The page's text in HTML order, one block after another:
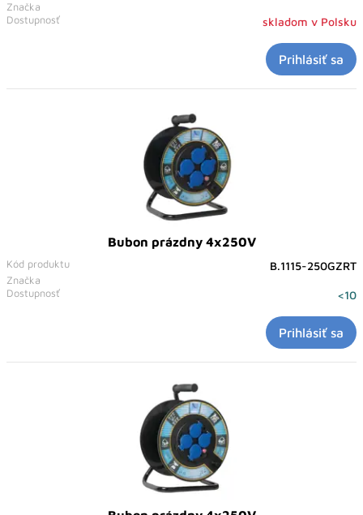
Značka
Dostupnosť skladom v Polsku
Prihlásiť sa
Bubon prázdny 4x250V
Značka
Kód produktu B.1115-250GZRT
Dostupnosť <10
Prihlásiť sa